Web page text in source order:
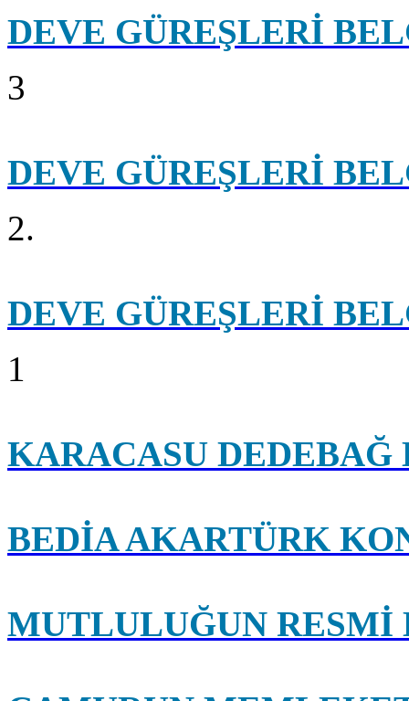
DEVE GÜREŞLERİ
3
DEVE GÜREŞLERİ
2.
DEVE GÜREŞLERİ
1
KARACASU DEDEBAĞ
BEDİA AKARTÜRK
MUTLULUĞUN RESMİ